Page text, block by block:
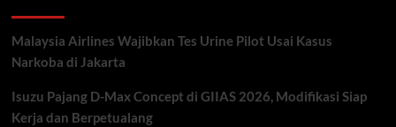
Lancar,
Coba
7
Hal
Malaysia Airlines Wajibkan Tes Urine Pilot Usai Kasus
Narkoba di Jakarta
Isuzu Pajang D-Max Concept di GIIAS 2026, Modifikasi Siap
Kerja dan Berpetualang